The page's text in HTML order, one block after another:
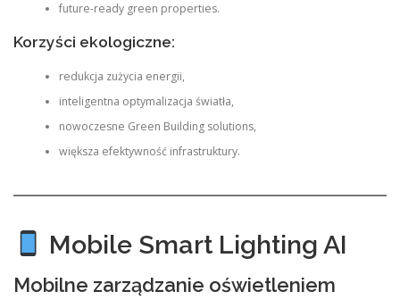
future-ready green properties.
Korzyści ekologiczne:
redukcja zużycia energii,
inteligentna optymalizacja światła,
nowoczesne Green Building solutions,
większa efektywność infrastruktury.
Mobile Smart Lighting AI
Mobilne zarządzanie oświetleniem